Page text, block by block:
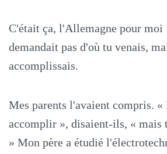
C'était ça, l'Allemagne pour moi
demandait pas d'où tu venais,
accomplissais.
Mes parents l'avaient compris.
accomplir », disaient-ils, « mais
» Mon père a étudié